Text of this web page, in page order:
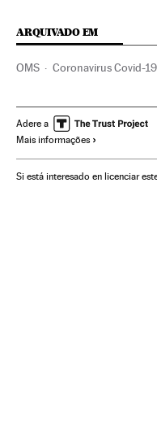
ARQUIVADO EM
OMS Coronavirus Covid-19
Pharmamar Medicamentos
Adere a
Mais informações
Si está interesado en licenciar